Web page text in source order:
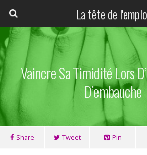
La tête de
Vaincre Sa Timidité Lors
D’embauche
Share Tweet Pin